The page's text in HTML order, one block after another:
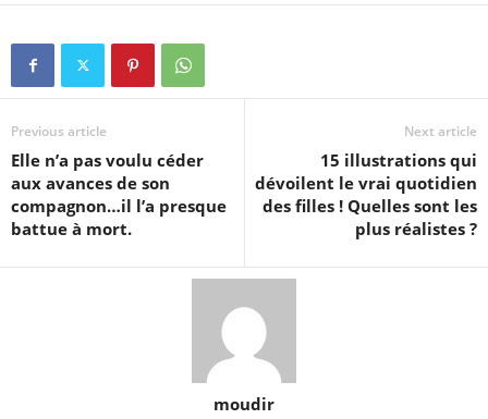
Previous article
Elle n’a pas voulu céder
aux avances de son
compagnon…il l’a presque
battue à mort.
Next article
15 illustrations qui
dévoilent le vrai quotidien
des filles ! Quelles sont les
plus réalistes ?
moudir